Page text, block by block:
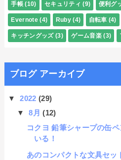
手帳 (10) セキュリティ (9) 便利グ
Evernote (4) Ruby (4) 自転車 (4)
キッチングッズ (3) ゲーム音楽 (3)
ブログ アーカイブ
▼2022(29)
▼8月(12)
コクヨ 鉛筆シャープの缶
いる！
あのコンパクトな文具セ